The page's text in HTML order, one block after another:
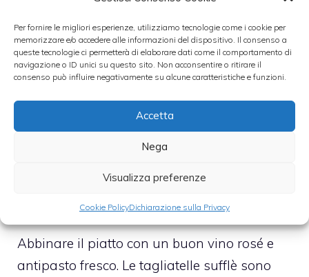
Per fornire le migliori esperienze, utilizziamo tecnologie come i cookie per
memorizzare e/o accedere alle informazioni del dispositivo. Il consenso a
queste tecnologie ci permetterà di elaborare dati come il comportamento di
navigazione o ID unici su questo sito. Non acconsentire o ritirare il
consenso può influire negativamente su alcune caratteristiche e funzioni.
Accetta
Nega
Visualizza preferenze
Cookie PolicyDichiarazione sulla Privacy
Ungete generosamente di burro uno stampo
da sufflè della capacità di un paio di litri,
subito in forno per un quarto d’ora.
Trascorso questo tempo, togliete dal forno e
inviatele immediatamente in tavola nello
stesso recipiente.
Abbinare il piatto con un buon vino rosé e
antipasto fresco. Le tagliatelle sufflè sono